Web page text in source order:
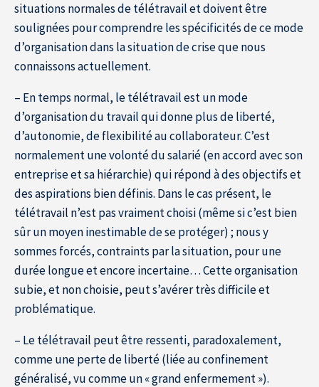
situations normales de télétravail et doivent être
soulignées pour comprendre les spécificités de ce mode
d’organisation dans la situation de crise que nous
connaissons actuellement.
– En temps normal, le télétravail est un mode
d’organisation du travail qui donne plus de liberté,
d’autonomie, de flexibilité au collaborateur. C’est
normalement une volonté du salarié (en accord avec son
entreprise et sa hiérarchie) qui répond à des objectifs et
des aspirations bien définis. Dans le cas présent, le
télétravail n’est pas vraiment choisi (même si c’est bien
sûr un moyen inestimable de se protéger) ; nous y
sommes forcés, contraints par la situation, pour une
durée longue et encore incertaine… Cette organisation
subie, et non choisie, peut s’avérer très difficile et
problématique.
– Le télétravail peut être ressenti, paradoxalement,
comme une perte de liberté (liée au confinement
généralisé, vu comme un « grand enfermement »).